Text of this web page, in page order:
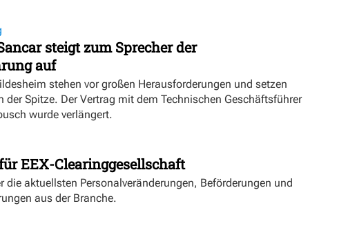
steigt zum Sprecher der
auf
stehen vor großen Herausforderungen und setzen
Spitze. Der Vertrag mit dem Technischen Geschäftsführer
wurde verlängert.
EEX-Clearinggesellschaft
die aktuellsten Personalveränderungen, Beförderungen und
aus der Branche.